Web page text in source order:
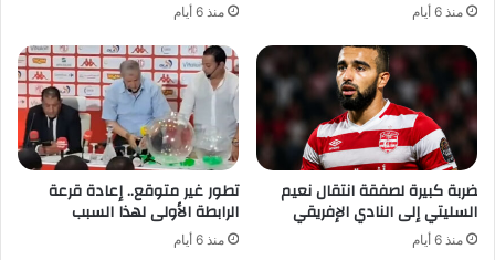
منذ 6 أيام منذ 6 أيام
ضربة كبيرة لصفقة انتقال نعيم
السليتي إلى النادي الإفريقي
منذ 6 أيام
تطور غير متوقع.. إعادة قرعة
الرابطة الأولى لهذا السبب
منذ 6 أيام